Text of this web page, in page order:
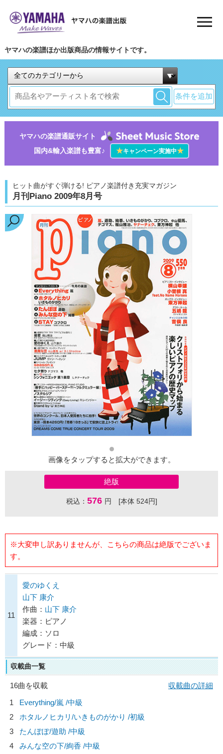
ヤマハの楽譜ほか出版商品の情報サイトです。
条件を追加
ヤマハの楽譜通販サイト
国内&輸入楽譜も豊富♪
★キャンペーン実施中★
ヒット曲がすぐ弾ける! ピアノ楽譜付き充実マガジン
月刊Piano 2009年8月号
画像をタップすると拡大ができます。
絶版
税込： 576 円 [本体 524円]
※大変申し訳ありませんが、こちらの商品は絶版でございま
す。
11
愛のゆくえ
山下 康介
作曲： 山下 康介
楽器：ピアノ
編成：ソロ
グレード：中級
収載曲一覧
16曲を収載
収載曲の詳細
1
Everything/嵐 /中級
2
ホタルノヒカリ/いきものがかり /初級
3
たんぽぽ/遊助 /中級
4
みんな空の下/絢香 /中級